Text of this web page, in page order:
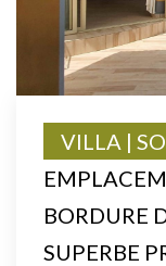
BORDURE
SUPERBE
VILLA |